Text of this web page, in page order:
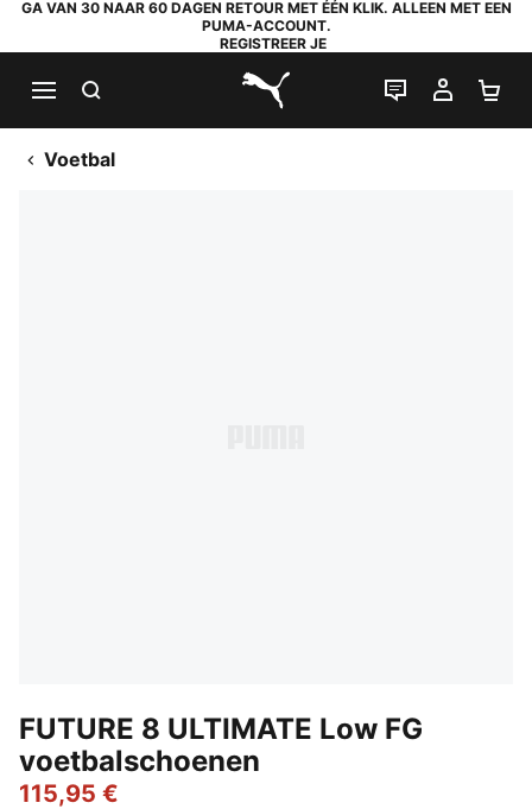
GA VAN 30 NAAR 60 DAGEN RETOUR MET ÉÉN KLIK. ALLEEN MET EEN
PUMA-ACCOUNT.
REGISTREER JE
PUMA.com
LIVE CHAT
MIJN
Voetbal
FUTURE 8 ULTIMATE Low FG
voetbalschoenen
115,95 €